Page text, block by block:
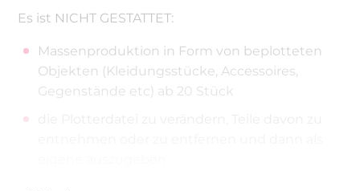
Es ist NICHT GESTATTET:
Massenproduktion in Form von beplotteten
Objekten (Kleidungsstücke, Accessoires,
Gegenstände etc) ab 20 Stück